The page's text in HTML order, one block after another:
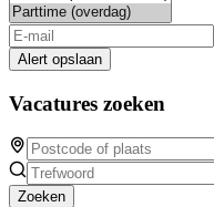
Alert opslaan
Vacatures zoeken
Zoeken